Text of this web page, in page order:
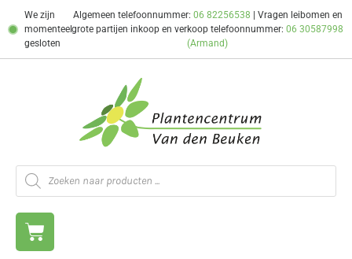
We zijn
momenteel
gesloten
Algemeen telefoonnummer: 06 82256538 | Vragen leibomen en
grote partijen inkoop en verkoop telefoonnummer:06 30587998
(Armand)